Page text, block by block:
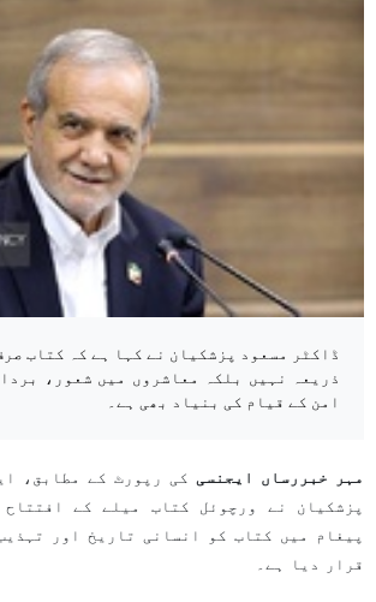
ڈاکٹر مسعود پزشکیان نے کہا ہے کہ کتاب
ذریعہ نہیں بلکہ معاشروں میں شعور،
امن کے قیام کی بنیاد بھی ہے۔
مہر خبررساں ایجنسی کی رپورٹ کے مطابق،
پزشکیان نے ورچوئل کتاب میلے کے
پیغام میں کتاب کو انسانی تاریخ اور
قرار دیا ہے۔